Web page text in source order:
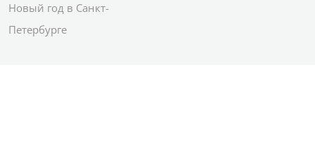
Новый год в Санкт-
Петербурге